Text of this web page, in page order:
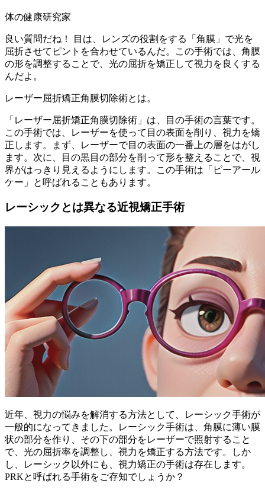
体の健康研究家
良い質問だね！ 目は、レンズの役割をする「角膜」で光を
屈折させてピントを合わせているんだ。この手術では、角膜
の形を調整することで、光の屈折を矯正して視力を良くする
んだよ。
レーザー屈折矯正角膜切除術とは。
「レーザー屈折矯正角膜切除術」は、目の手術の言葉です。
この手術では、レーザーを使って目の表面を削り、視力を矯
正します。まず、レーザーで目の表面の一番上の層をはがし
ます。次に、目の黒目の部分を削って形を整えることで、視
界がはっきり見えるようにします。この手術は「ピーアール
ケー」と呼ばれることもあります。
レーシックとは異なる近視矯正手術
近年、視力の悩みを解消する方法として、レーシック手術が
一般的になってきました。レーシック手術は、角膜に薄い膜
状の部分を作り、その下の部分をレーザーで照射すること
で、光の屈折率を調整し、視力を矯正する方法です。しか
し、レーシック以外にも、視力矯正の手術は存在します。
PRKと呼ばれる手術をご存知でしょうか？